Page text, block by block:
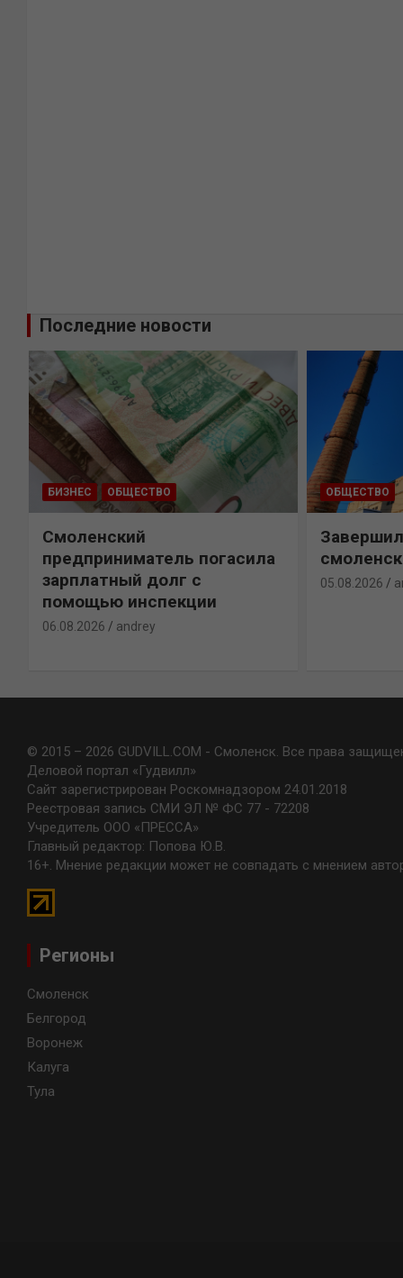
Последние новости
БИЗНЕС ОБЩЕСТВО
Смоленский
предприниматель погасила
зарплатный долг с
помощью инспекции
06.08.2026 andrey
ОБЩЕСТВО
05.08.2026
© 2015 – 2026 GUDVILL.COM - Смоленск. Все права
Деловой портал «Гудвилл»
Сайт зарегистрирован Роскомнадзором 24.01.2018
Реестровая запись СМИ ЭЛ № ФС 77 - 72208
Учредитель ООО «ПРЕССА»
Главный редактор: Попова Ю.В.
16+. Мнение редакции может не совпадать с мнением
Регионы
Смоленск
Белгород
Воронеж
Калуга
Тула